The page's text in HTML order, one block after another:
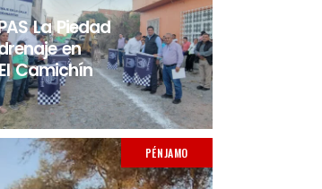
La Piedad
en
Camichín
PÉNJAMO